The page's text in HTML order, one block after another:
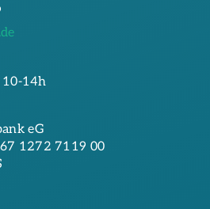
10-14h
eG
1272 7119 00